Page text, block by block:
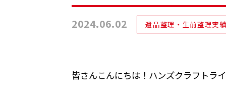
2024.06.02 遺品整理・生前整理実
皆さんこんにちは！ハンズクラフトラ